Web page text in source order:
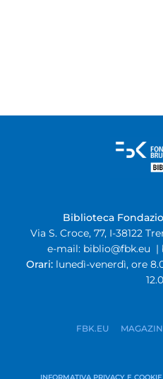
Biblioteca
Via S. Croce, 77, I-38122
e-mail: biblio@fbk.eu |
Orari: lunedì-venerdì, ore
FBK.EU